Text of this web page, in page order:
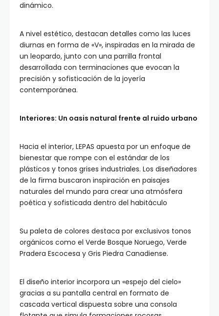
dinámico.
A nivel estético, destacan detalles como las luces
diurnas en forma de «V», inspiradas en la mirada de
un leopardo, junto con una parrilla frontal
desarrollada con terminaciones que evocan la
precisión y sofisticación de la joyería
contemporánea.
Interiores: Un oasis natural frente al ruido urbano
Hacia el interior, LEPAS apuesta por un enfoque de
bienestar que rompe con el estándar de los
plásticos y tonos grises industriales. Los diseñadores
de la firma buscaron inspiración en paisajes
naturales del mundo para crear una atmósfera
poética y sofisticada dentro del habitáculo
Su paleta de colores destaca por exclusivos tonos
orgánicos como el Verde Bosque Noruego, Verde
Pradera Escocesa y Gris Piedra Canadiense.
El diseño interior incorpora un «espejo del cielo»
gracias a su pantalla central en formato de
cascada vertical dispuesta sobre una consola